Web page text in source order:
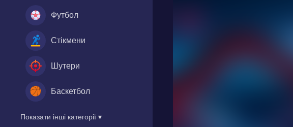
Футбол
Стікмени
Шутери
Баскетбол
Показати інші категорії ▾